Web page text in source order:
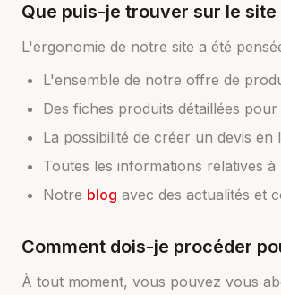
Que puis-je trouver sur le site
L'ergonomie de notre site a été
L'ensemble de notre offre de
Des fiches produits détaillées
La possibilité de créer un devis
Toutes les informations relatives à
Notre blog avec des actualités et
Comment dois-je procéder
À tout moment, vous pouvez vous